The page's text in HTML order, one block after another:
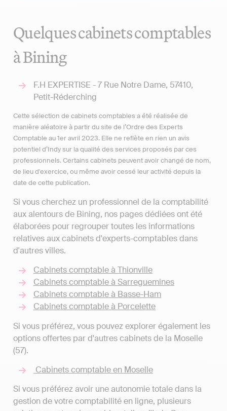
Quelques cabinets comptables
à Bining
F.H EXPERTISE - 7 Rue Notre Dame, 57410,
Petit-Réderching
Cette sélection de cabinets comptables a été réalisée de
manière aléatoire à partir du site de l’Ordre des Experts
Comptable au 1er avril 2023. Elle ne reflète en rien un avis
potentiel d’Indy sur la qualité des services proposés par ces
professionnels. Certains cabinets peuvent avoir changé de nom,
de lieu d'exercice, ou même avoir cessé leur activité depuis la
date de cette publication.
Si vous cherchez un professionnel de la comptabilité
aux alentours de Bining, nos pages dédiées ont été
élaborées pour regrouper toutes les informations
relatives aux cabinets d'experts-comptables dans
d'autres villes.
Cabinets comptable à Thionville
Cabinets comptable à Sarreguemines
Cabinets comptable à Basse-Ham
Cabinets comptable à Porcelette
Si vous préférez, vous pouvez explorer également les
options offertes par d'autres cabinets de la Moselle
(57).
Cabinets comptable en Moselle
Si vous préférez avoir une autonomie totale dans la
gestion de votre comptabilité en ligne, plusieurs